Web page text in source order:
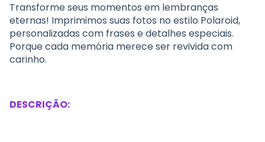
Transforme seus momentos em lembranças
eternas! Imprimimos suas fotos no estilo Polaroid,
personalizadas com frases e detalhes especiais.
Porque cada memória merece ser revivida com
carinho.
DESCRIÇÃO: